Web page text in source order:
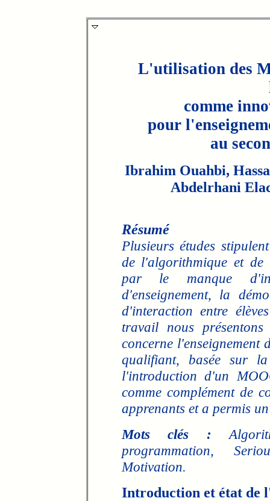
L'utilisation des
comme
pour
au
Ibrahim Ouahbi,
Abdelrhani
Résumé
Plusieurs études
de l'algorithmique et de
par le manque
d'enseignement, la
d'interaction entre
travail nous
concerne l'enseignement
qualifiant, basée sur
l'introduction d'un
comme complément de
apprenants et a permis
Mots clés :
programmation,
Motivation.
Introduction et état de